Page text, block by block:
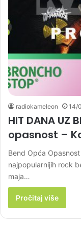
radiokameleon 14/
HIT DANA UZ
opasnost –
Bend Opća
najpopularnijih rock
maja…
Pročitaj više